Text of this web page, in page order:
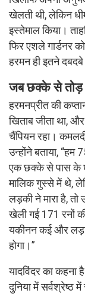
खेलती थी, लेकिन
इस्तेमाल किया।
फिर एशले गार्डनर
हरमन ही इतने
जब छक्के से तोड़
हरमनप्रीत की
खिताब जीता था,
चैंपियन रहा।
उन्होंने बताया, “हम
एक छक्के से पास के
मालिक गुस्से में थे,
लड़की ने मारा है, तो
खेली गई 171 रनों
यकीनन कई और
होगा।”
यादविंदर का कहना
दुनिया में सर्वश्रेष्ठ